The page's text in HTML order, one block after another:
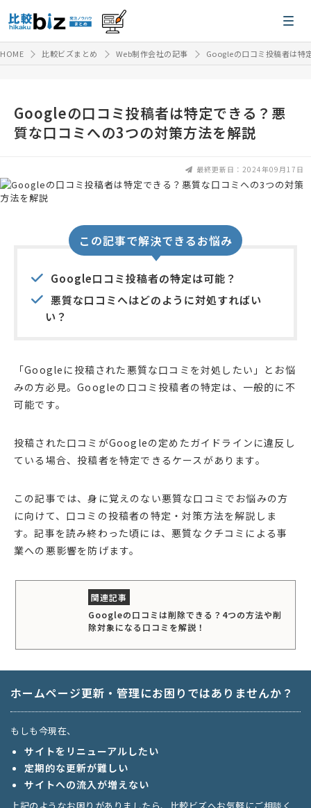
HOME 比較ビズまとめ Web制作会社の記事 Googleの口コミ投稿者は特
Googleの口コミ投稿者は特定できる？悪
質な口コミへの3つの対策方法を解説
最終更新日：2024年09月17日
この記事で解決できるお悩み
Google口コミ投稿者の特定は可能？
悪質な口コミへはどのように対処すればい
い？
「Googleに投稿された悪質な口コミを対処したい」とお悩
みの方必見。Googleの口コミ投稿者の特定は、一般的に不
可能です。
投稿された口コミがGoogleの定めたガイドラインに違反し
ている場合、投稿者を特定できるケースがあります。
この記事では、身に覚えのない悪質な口コミでお悩みの方
に向けて、口コミの投稿者の特定・対策方法を解説しま
す。記事を読み終わった頃には、悪質なクチコミによる事
業への悪影響を防げます。
Googleの口コミは削除できる？4つの方法や削
除対象になる口コミを解説！
ホームページ更新・管理にお困りではありませんか？
もしも今現在、
サイトをリニューアルしたい
定期的な更新が難しい
サイトへの流入が増えない